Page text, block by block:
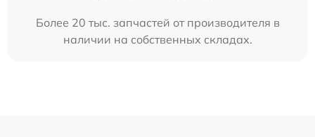
Более 20 тыс. запчастей от производителя в
наличии на собственных складах.